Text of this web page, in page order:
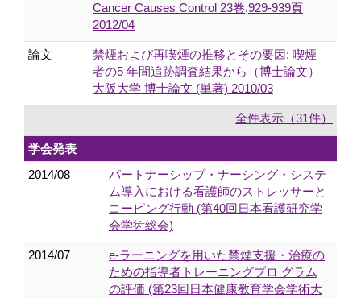
Cancer Causes Control 23巻,929-939頁
2012/04
論文
禁煙および再喫煙の推移とその要因: 喫煙
者の5 年間追跡調査結果から（博士論文）
大阪大学 博士論文 (単著) 2010/03
全件表示（31件）
学会発表
2014/08
パートナーシップ・ナーシング・システ
ム導入における看護師のストレッサーと
コーピング行動 (第40回日本看護研究学
会学術総会)
2014/07
e-ラーニングを用いた禁煙支援・治療の
ための指導者トレーニングプロ グラム
の評価 (第23回日本健康教育学会学術大